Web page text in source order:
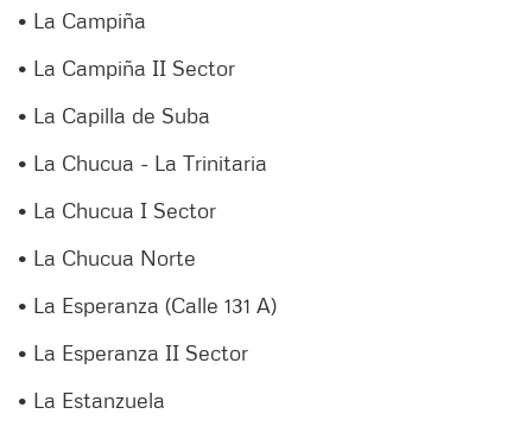
• La Campiña
• La Campiña II Sector
• La Capilla de Suba
• La Chucua - La Trinitaria
• La Chucua I Sector
• La Chucua Norte
• La Esperanza (Calle 131 A)
• La Esperanza II Sector
• La Estanzuela